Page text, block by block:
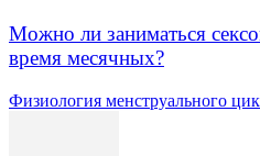
Можно ли заниматься
время месячных?
Физиология менструального